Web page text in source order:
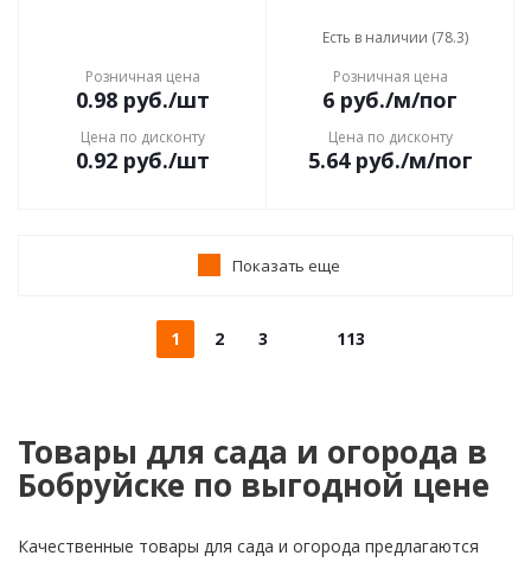
Розничная цена
0.98руб./шт
Цена по дисконту
0.92руб./шт
Есть в наличии (78.3)
Розничная цена
6 руб./м/пог
Цена по дисконту
5.64руб./м/пог
Показать еще
1 2 3 113
Товары для сада и огорода в
Бобруйске по выгодной цене
Качественные товары для сада и огорода предлагаются